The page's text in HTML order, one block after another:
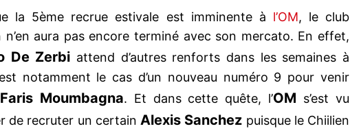
la 5ème recrue estivale est imminente à l’OM, le club
n’en aura pas encore terminé avec son mercato. En effet,
De Zerbi attend d’autres renforts dans les semaines à
notamment le cas d’un nouveau numéro 9 pour venir
Faris Moumbagna. Et dans cette quête, l’OM s’est vu
de recruter un certainAlexis Sanchez puisque le Chiilien